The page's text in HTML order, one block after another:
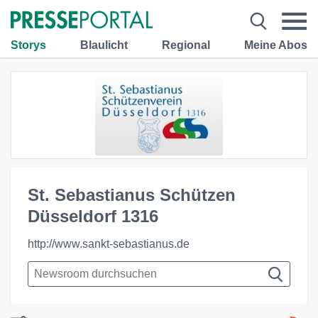
Storys Blaulicht Regional Meine Abos
St. Sebastianus Schützen
Düsseldorf 1316
http://www.sankt-sebastianus.de